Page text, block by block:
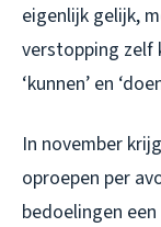
eigenlijk gelijk,
verstopping zelf
‘kunnen’ en
In november
oproepen per
bedoelingen een